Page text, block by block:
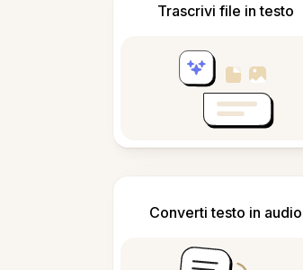
Trascrivi file in testo
Converti testo in audio